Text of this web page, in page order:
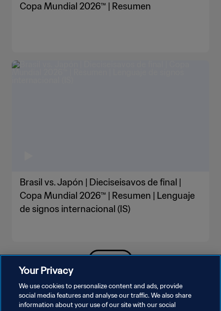
Copa Mundial 2026™ | Resumen
Brasil vs. Japón | Dieciseisavos de final |
Copa Mundial 2026™ | Resumen | Lenguaje
de signos internacional (IS)
Your Privacy
We use cookies to personalize content and ads, provide
social media features and analyse our traffic. We also share
information about your use of our site with our social